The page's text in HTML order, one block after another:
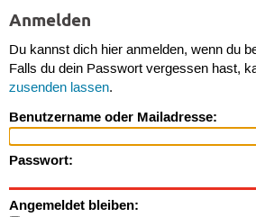
Anmelden
Du kannst dich hier anmelden, wenn du
Falls du dein Passwort vergessen hast,
zusenden lassen.
Benutzername oder Mailadresse:
Passwort:
Angemeldet bleiben: